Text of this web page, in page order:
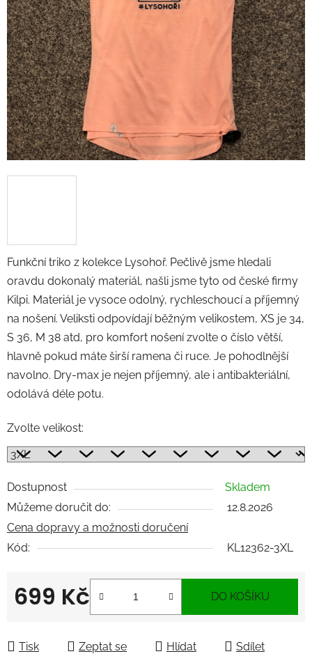
Funkční triko z kolekce Lysohoř. Pečlivě jsme hledali
oravdu dokonalý materiál, našli jsme tyto od české firmy
Kilpi. Materiál je vysoce odolný, rychleschoucí a příjemný
na nošení. Veliksti odpovídají běžným velikostem, XS je 34,
S 36, M 38 atd, pro komfort nošení zvolte o číslo větší,
hlavně pokud máte širší ramena či ruce. Je pohodlnější
navolno. Dry-max je nejen příjemný, ale i antibakteriální,
odolává déle potu.
Zvolte velikost:
Dostupnost
Skladem
Můžeme doručit do:
12.8.2026
Cena dopravy a možnosti doručení
Kód:
KL12362-3XL
699 Kč DO KOŠÍKU
Tisk Zeptat se Hlídat Sdílet